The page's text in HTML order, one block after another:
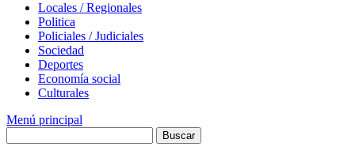
Locales / Regionales
Politica
Policiales / Judiciales
Sociedad
Deportes
Economía social
Culturales
Menú principal